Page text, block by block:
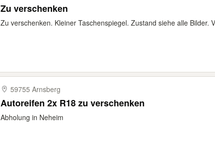
Zu verschenken
Zu verschenken. Kleiner Taschenspiegel. Zustand siehe alle Bilder.
59755 Arnsberg
Autoreifen 2x R18 zu verschenken
Abholung in Neheim